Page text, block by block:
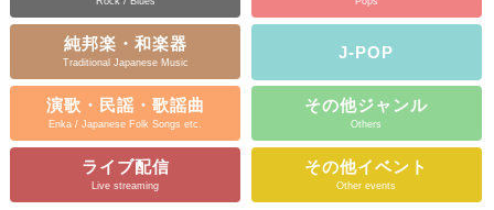
純邦楽・和楽器
Traditional Japanese Music
J-POP
演歌・民謡・歌謡曲
Enka / Japanese Folk Songs etc.
その他ジャンル
Others
ライブ配信
Live streaming
その他イベント
Other events